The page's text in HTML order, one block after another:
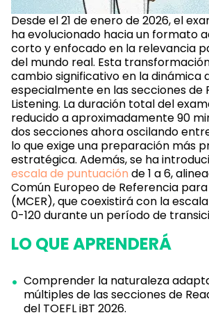
Desde el 21 de enero de 2026, el
ha evolucionado hacia un formato
corto y enfocado en la relevancia
del mundo real. Esta
cambio significativo en la dinámica
especialmente en las secciones de
Listening. La duración total del
reducido a aproximadamente 90
dos secciones ahora oscilando
lo que exige una preparación más
estratégica. Además, se ha
escala de puntuación de 1 a 6,
Común Europeo de Referencia para
(MCER), que coexistirá con la
0-120 durante un período de
LO QUE APRENDERÁ
Comprender la naturaleza
múltiples de las secciones de
del TOEFL iBT 2026.